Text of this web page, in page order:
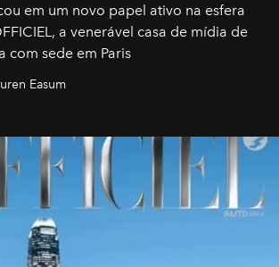
em um novo papel ativo na esfera
a venerável casa de mídia de
com sede em Paris
Easum